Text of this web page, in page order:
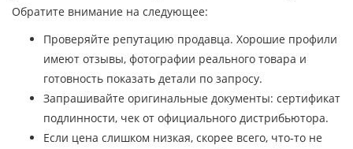
Обратите внимание на следующее:
Проверяйте репутацию продавца. Хорошие профили
имеют отзывы, фотографии реального товара и
готовность показать детали по запросу.
Запрашивайте оригинальные документы: сертификат
подлинности, чек от официального дистрибьютора.
Если цена слишком низкая, скорее всего, что‑то не